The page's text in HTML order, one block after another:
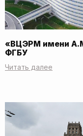
«ВЦЭРМ имени
ФГБУ
Читать далее